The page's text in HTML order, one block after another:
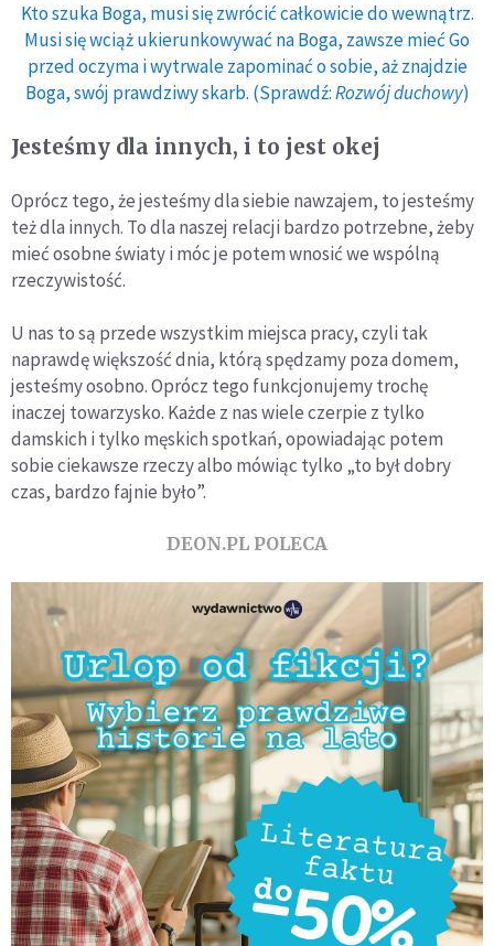
Kto szuka Boga, musi się zwrócić całkowicie do wewnątrz.
Musi się wciąż ukierunkowywać na Boga, zawsze mieć Go
przed oczyma i wytrwale zapominać o sobie, aż znajdzie
Boga, swój prawdziwy skarb. (Sprawdź:Rozwój duchowy)
Jesteśmy dla innych, i to jest okej
Oprócz tego, że jesteśmy dla siebie nawzajem, to jesteśmy
też dla innych. To dla naszej relacji bardzo potrzebne, żeby
mieć osobne światy i móc je potem wnosić we wspólną
rzeczywistość.
U nas to są przede wszystkim miejsca pracy, czyli tak
naprawdę większość dnia, którą spędzamy poza domem,
jesteśmy osobno. Oprócz tego funkcjonujemy trochę
inaczej towarzysko. Każde z nas wiele czerpie z tylko
damskich i tylko męskich spotkań, opowiadając potem
sobie ciekawsze rzeczy albo mówiąc tylko „to był dobry
czas, bardzo fajnie było”.
DEON.PL POLECA